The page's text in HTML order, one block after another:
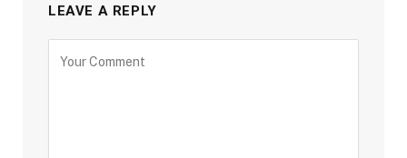
LEAVE A REPLY